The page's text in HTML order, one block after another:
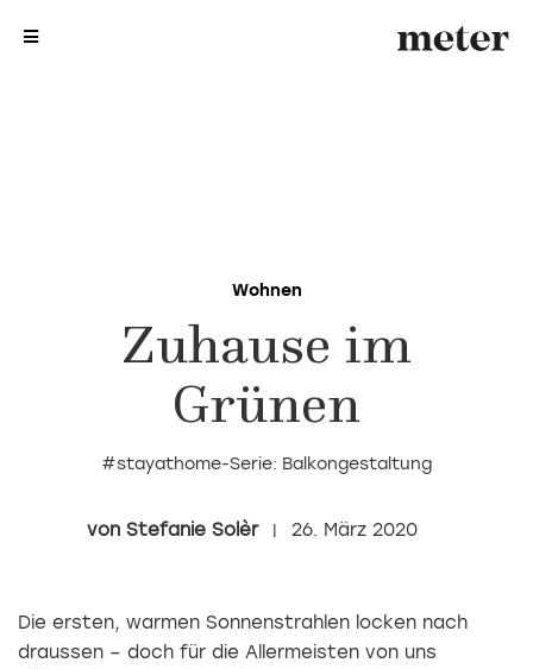
Wohnen
Zuhause im
Grünen
#stayathome-Serie: Balkongestaltung
Stefanie Solèr 26. März 2020
Die ersten, warmen Sonnenstrahlen locken nach
draussen – doch für die Allermeisten von uns